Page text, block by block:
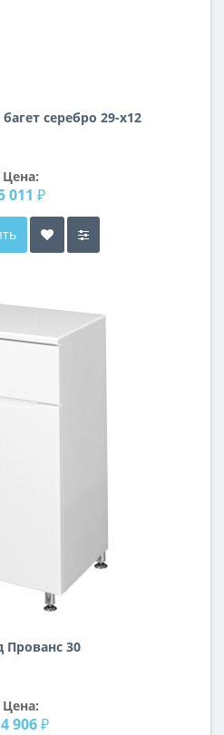
серебро 29-х12
Цена:
011 ₽
Прованс 30
Цена:
906 ₽